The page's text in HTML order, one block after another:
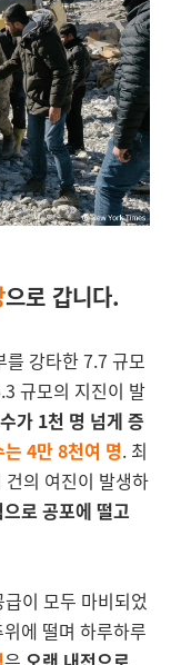
으로 갑니다.
강타한 7.7 규모
규모의 지진이 발
가 1천 명 넘게 증
4만 8천여 명. 최
의 여진이 발생하
로 공포에 떨고
이 모두 마비되었
에 떨며 하루하루